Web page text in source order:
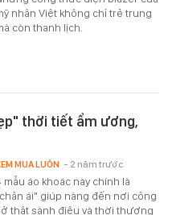
nhân Việt không chỉ trẻ trung
còn thanh lịch.
thời tiết ẩm ương,
mẫu áo khoác này chính là
ái" giúp nàng đến nơi công
thật sành điệu và thời thượng
MUA LUÔN - 2 năm trước